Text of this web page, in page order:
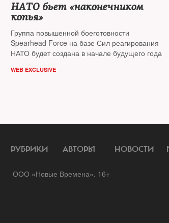
НАТО бьет «наконечником
копья»
Группа повышенной боеготовности
Spearhead Force на базе Сил реагирования
НАТО будет создана в начале будущего года
WEB EXCLUSIVE
РУБРИКИ АВТОРЫ НОВОСТИ
ООО «Новые Времена». 16+